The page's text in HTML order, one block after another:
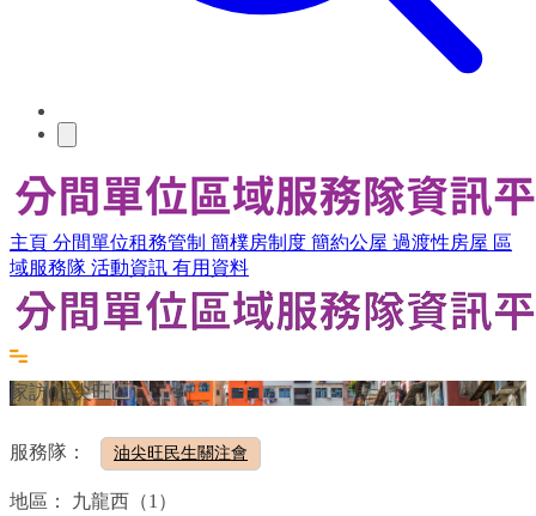
主頁 分間單位租務管制 簡樸房制度 簡約公屋 過渡性房屋 區
域服務隊 活動資訊 有用資料
家訪(油尖旺區)
服務隊： 油尖旺民生關注會
地區： 九龍西（1）